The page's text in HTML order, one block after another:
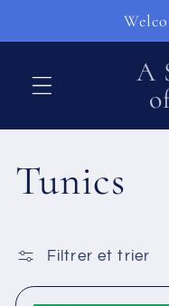
au
A
C
l
Tunics
Filtrer et trier